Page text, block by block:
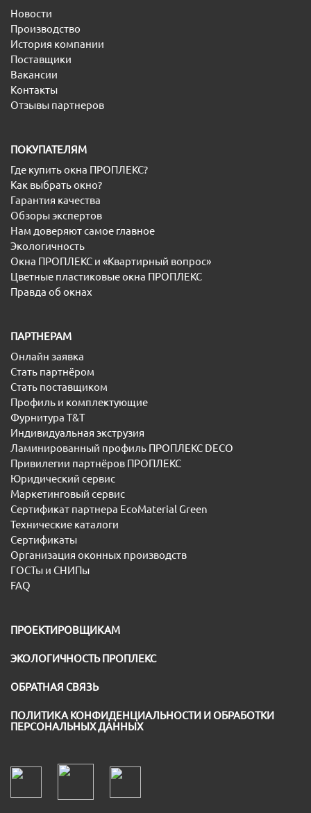
Новости
Производство
История компании
Поставщики
Вакансии
Контакты
Отзывы партнеров
ПОКУПАТЕЛЯМ
Где купить окна ПРОПЛЕКС?
Как выбрать окно?
Гарантия качества
Обзоры экспертов
Нам доверяют самое главное
Экологичность
Окна ПРОПЛЕКС и «Квартирный вопрос»
Цветные пластиковые окна ПРОПЛЕКС
Правда об окнах
ПАРТНЕРАМ
Онлайн заявка
Стать партнёром
Стать поставщиком
Профиль и комплектующие
Фурнитура T&T
Индивидуальная экструзия
Ламинированный профиль ПРОПЛЕКС DECO
Привилегии партнёров ПРОПЛЕКС
Юридический сервис
Маркетинговый сервис
Сертификат партнера EcoMaterial Green
Технические каталоги
Сертификаты
Организация оконных производств
ГОСТы и СНИПы
FAQ
ПРОЕКТИРОВЩИКАМ
ЭКОЛОГИЧНОСТЬ ПРОПЛЕКС
ОБРАТНАЯ СВЯЗЬ
ПОЛИТИКА КОНФИДЕНЦИАЛЬНОСТИ И ОБРАБОТКИ
ПЕРСОНАЛЬНЫХ ДАННЫХ